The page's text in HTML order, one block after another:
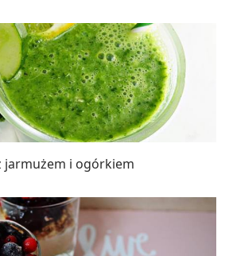
jarmużem i ogórkiem